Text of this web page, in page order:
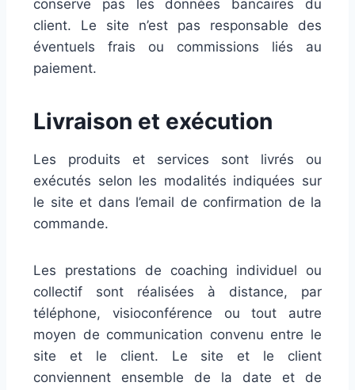
conserve pas les données bancaires du
client. Le site n’est pas responsable des
éventuels frais ou commissions liés au
paiement.
Livraison et exécution
Les produits et services sont livrés ou
exécutés selon les modalités indiquées sur
le site et dans l’email de confirmation de la
commande.
Les prestations de coaching individuel ou
collectif sont réalisées à distance, par
téléphone, visioconférence ou tout autre
moyen de communication convenu entre le
site et le client. Le site et le client
conviennent ensemble de la date et de